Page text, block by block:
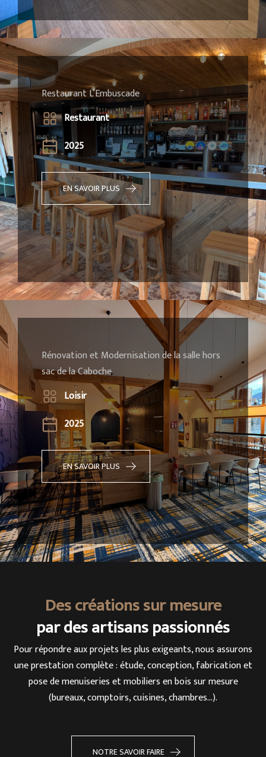
Restaurant L’Embuscade
Restaurant
2025
EN SAVOIR PLUS
Rénovation et Modernisation de la salle hors
sac de la Caboche
Loisir
2025
EN SAVOIR PLUS
Des créations sur mesure
par des artisans passionnés
Pour répondre aux projets les plus exigeants, nous assurons
une prestation complète : étude, conception, fabrication et
pose de menuiseries et mobiliers en bois sur mesure
(bureaux, comptoirs, cuisines, chambres…).
NOTRE SAVOIR FAIRE